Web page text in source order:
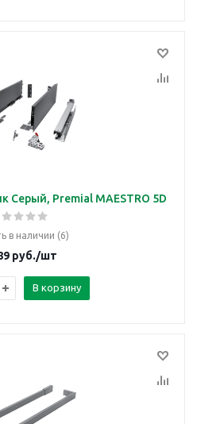
Серый, Premial MAESTRO 5D
в наличии (6)
руб./шт
В корзину